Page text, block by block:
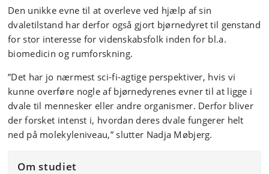
Den unikke evne til at overleve ved hjælp af sin
dvaletilstand har derfor også gjort bjørnedyret til genstand
for stor interesse for videnskabsfolk inden for bl.a.
biomedicin og rumforskning.
”Det har jo nærmest sci-fi-agtige perspektiver, hvis vi
kunne overføre nogle af bjørnedyrenes evner til at ligge i
dvale til mennesker eller andre organismer. Derfor bliver
der forsket intenst i, hvordan deres dvale fungerer helt
ned på molekyleniveau,” slutter Nadja Møbjerg.
Om studiet